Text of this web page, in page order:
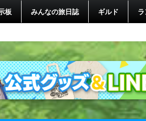
板 みんなの旅日誌 ギルド